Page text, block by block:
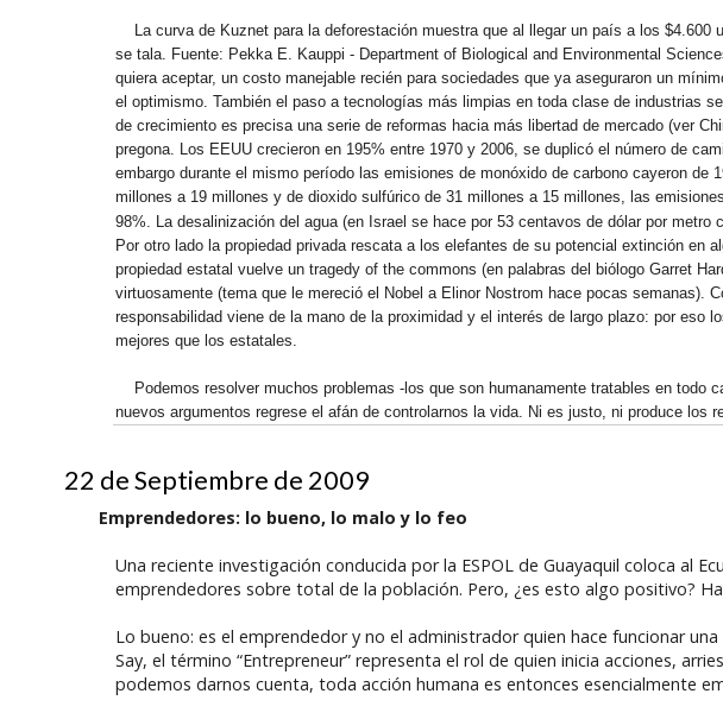
La curva de Kuznet para la deforestación muestra que al llegar un país a los
se tala. Fuente: Pekka E. Kauppi - Department of Biological and Environmental
quiera aceptar, un costo manejable recién para sociedades que ya aseguraron un
el optimismo. También el paso a tecnologías más limpias en toda clase de industrias
de crecimiento es precisa una serie de reformas hacia más libertad de mercado (ver
pregona. Los EEUU crecieron en 195% entre 1970 y 2006, se duplicó el número de
embargo durante el mismo período las emisiones de monóxido de carbono cayeron
millones a 19 millones y de dioxido sulfúrico de 31 millones a 15 millones, las
98%. La desalinización del agua (en Israel se hace por 53 centavos de dólar por
Por otro lado la propiedad privada rescata a los elefantes de su potencial extinción en
propiedad estatal vuelve un tragedy of the commons (en palabras del biólogo Garret
virtuosamente (tema que le mereció el Nobel a Elinor Nostrom hace pocas semanas).
responsabilidad viene de la mano de la proximidad y el interés de largo plazo: por
mejores que los estatales.
Podemos resolver muchos problemas -los que son humanamente tratables en
nuevos argumentos regrese el afán de controlarnos la vida. Ni es justo, ni produce los
22 de Septiembre de 2009
Emprendedores: lo bueno, lo malo y lo feo
Una reciente investigación conducida por la ESPOL de Guayaquil coloca al
emprendedores sobre total de la población. Pero, ¿es esto algo positivo?
Lo bueno: es el emprendedor y no el administrador quien hace funcionar
Say, el término “Entrepreneur” representa el rol de quien inicia acciones,
podemos darnos cuenta, toda acción humana es entonces esencialmente